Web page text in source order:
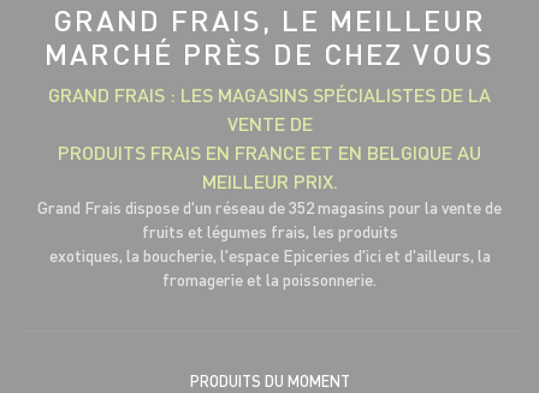
GRAND FRAIS, LE MEILLEUR
MARCHÉ PRÈS DE CHEZ VOUS
GRAND FRAIS : LES MAGASINS SPÉCIALISTES DE LA
VENTE DE
PRODUITS FRAIS EN FRANCE ET EN BELGIQUE AU
MEILLEUR PRIX.
Grand Frais dispose d'un réseau de 352 magasins pour la vente de
fruits et légumes frais, les produits
exotiques, la boucherie, l'espace Epiceries d'ici et d'ailleurs, la
fromagerie et la poissonnerie.
PRODUITS DU MOMENT